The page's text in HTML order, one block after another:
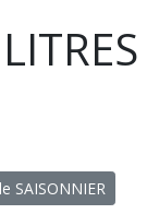
SAISONNIER